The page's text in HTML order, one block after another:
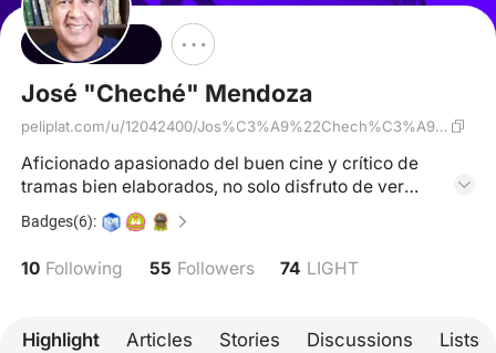
Follow
José "Cheché" Mendoza
peliplat.com/u/12042400/Jos%C3%A9%22Chech%C3%A9
Aficionado apasionado del buen cine y crítico de
tramas bien elaborados, no solo disfruto de ver
películas, sino que me fascina analizarlas a fondo,
especialmente aquellas que logran trascender lo
complejos y las historias cargadas de emoción y
Badges(6):
10 Following 55 Followers 74 LIGHT
Highlight Articles Stories Discussions Lists